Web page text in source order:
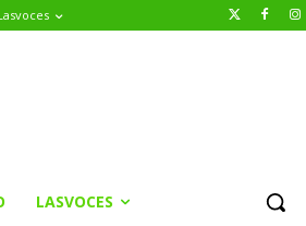
LASVOCES